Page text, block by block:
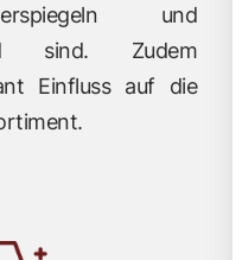
und
sind. Zudem
Einfluss auf die